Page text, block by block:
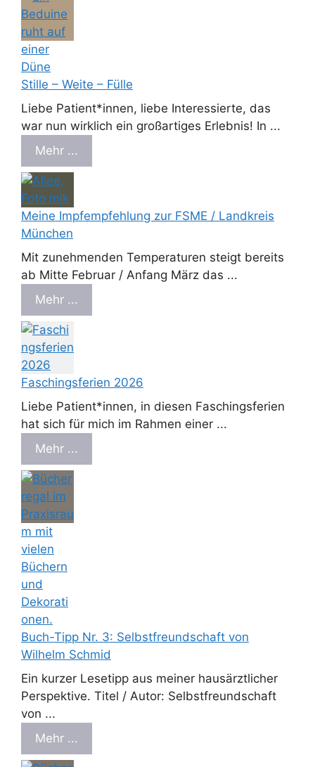
Stille – Weite – Fülle
Liebe Patient*innen, liebe Interessierte, das
war nun wirklich ein großartiges Erlebnis! In ...
Mehr ...
Meine Impfempfehlung zur FSME / Landkreis
München
Mit zunehmenden Temperaturen steigt bereits
ab Mitte Februar / Anfang März das ...
Mehr ...
Faschingsferien 2026
Liebe Patient*innen, in diesen Faschingsferien
hat sich für mich im Rahmen einer ...
Mehr ...
Buch-Tipp Nr. 3: Selbstfreundschaft von
Wilhelm Schmid
Ein kurzer Lesetipp aus meiner hausärztlicher
Perspektive. Titel / Autor: Selbstfreundschaft
von ...
Mehr ...